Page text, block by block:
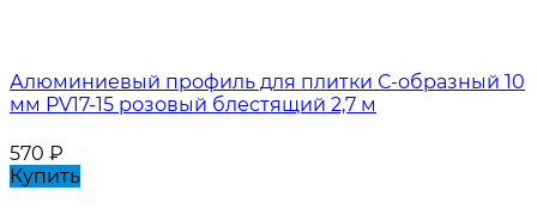
Алюминиевый профиль для плитки С-образный 10
мм PV17-15 розовый блестящий 2,7 м
570 ₽
Купить